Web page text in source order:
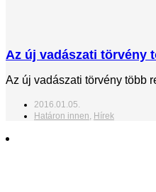
Az új vadászati törvény
Az új vadászati törvény több
2016.01.05.
Határon innen, Hírek